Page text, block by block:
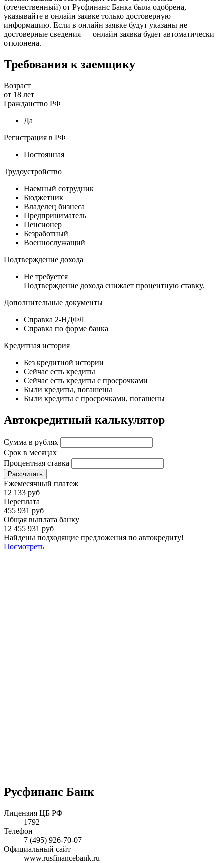
(отечественный) от Русфинанс Банка была одобрена,
указывайте в онлайн заявке только достоверную
информацию. Если в онлайн заявке будут указаны не
достоверные сведения — онлайн заявка будет автоматически
отклонена.
Требования к заемщику
Возраст
от 18 лет
Гражданство РФ
Да
Регистрация в РФ
Постоянная
Трудоустройство
Наемный сотрудник
Бюджетник
Владелец бизнеса
Предприниматель
Пенсионер
Безработный
Военнослужащий
Подтверждение дохода
Не требуется
Подтверждение дохода снижает процентную ставку.
Дополнительные документы
Справка 2-НДФЛ
Справка по форме банка
Кредитная история
Без кредитной истории
Сейчас есть кредиты
Сейчас есть кредиты с просрочками
Были кредиты, погашены
Были кредиты с просрочками, погашены
Автокредитный калькулятор
Сумма в рублях
Срок в месяцах
Процентная ставка
Рассчитать
Ежемесячный платеж
12 133 руб
Переплата
455 931 руб
Общая выплата банку
12 455 931 руб
Найдены подходящие предложения по автокредиту!
Посмотреть
Русфинанс Банк
Лицензия ЦБ РФ
1792
Телефон
7 (495) 926-70-07
Официальный сайт
www.rusfinancebank.ru